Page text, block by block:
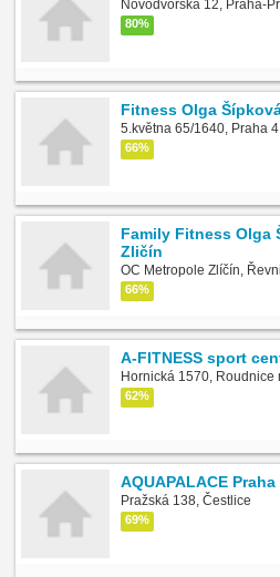
Novodvorská 12, Praha-
80%
Fitness Olga
5.května 65/1640, Praha 4
66%
Family Fitness Olga
Zličín
OC Metropole Zlíčín,
66%
A-FITNESS sport
Hornická 1570, Roudnice
62%
AQUAPALACE Praha
Pražská 138, Čestlice
69%